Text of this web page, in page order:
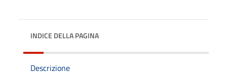
INDICE DELLA PAGINA
Descrizione